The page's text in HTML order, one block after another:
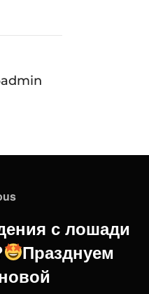
admin
с лошади
Празднуем